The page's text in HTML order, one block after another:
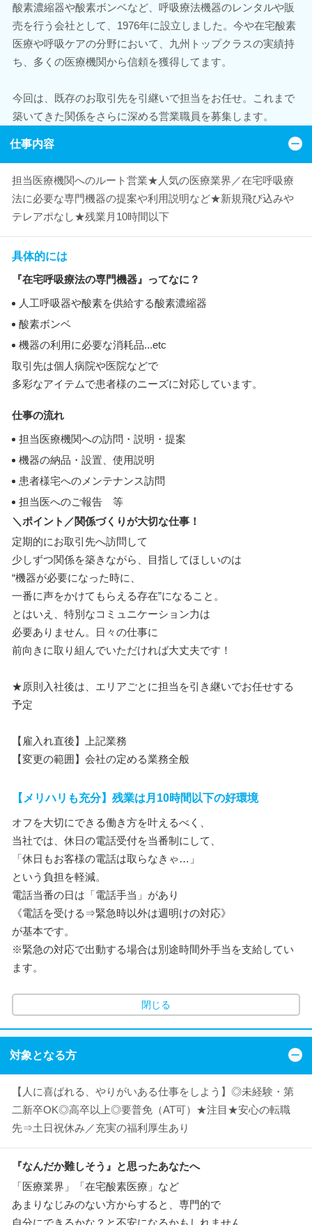
酸素濃縮器や酸素ボンベなど、呼吸療法機器のレンタルや販
売を行う会社として、1976年に設立しました。今や在宅酸素
医療や呼吸ケアの分野において、九州トップクラスの実績持
ち、多くの医療機関から信頼を獲得してます。
今回は、既存のお取引先を引継いで担当をお任せ。これまで
築いてきた関係をさらに深める営業職員を募集します。
仕事内容
担当医療機関へのルート営業★人気の医療業界／在宅呼吸療
法に必要な専門機器の提案や利用説明など★新規飛び込みや
テレアポなし★残業月10時間以下
具体的には
『在宅呼吸療法の専門機器』ってなに？
人工呼吸器や酸素を供給する酸素濃縮器
酸素ボンベ
機器の利用に必要な消耗品...etc
取引先は個人病院や医院などで
多彩なアイテムで患者様のニーズに対応しています。
仕事の流れ
担当医療機関への訪問・説明・提案
機器の納品・設置、使用説明
患者様宅へのメンテナンス訪問
担当医へのご報告 等
＼ポイント／関係づくりが大切な仕事！
定期的にお取引先へ訪問して
少しずつ関係を築きながら、目指してほしいのは
“機器が必要になった時に、
一番に声をかけてもらえる存在”になること。
とはいえ、特別なコミュニケーション力は
必要ありません。日々の仕事に
前向きに取り組んでいただければ大丈夫です！
★原則入社後は、エリアごとに担当を引き継いでお任せする
予定
【雇入れ直後】上記業務
【変更の範囲】会社の定める業務全般
【メリハリも充分】残業は月10時間以下の好環境
オフを大切にできる働き方を叶えるべく、
当社では、休日の電話受付を当番制にして、
「休日もお客様の電話は取らなきゃ…」
という負担を軽減。
電話当番の日は「電話手当」があり
《電話を受ける⇒緊急時以外は週明けの対応》
が基本です。
※緊急の対応で出動する場合は別途時間外手当を支給してい
ます。
閉じる
対象となる方
【人に喜ばれる、やりがいある仕事をしよう】◎未経験・第
二新卒OK◎高卒以上◎要普免（AT可）★注目★安心の転職
先⇒土日祝休み／充実の福利厚生あり
『なんだか難しそう』と思ったあなたへ
「医療業界」「在宅酸素医療」など
あまりなじみのない方からすると、専門的で
自分にできるかな？と不安になるかもしれません。